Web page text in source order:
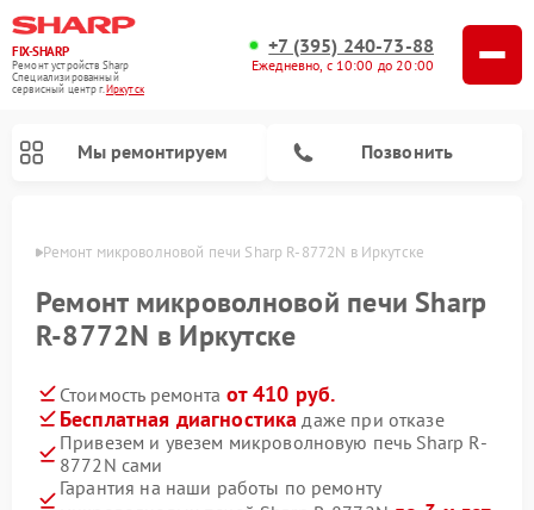
FIX-SHARP
Ремонт устройств Sharp
Специализированный
cервисный центр г.Иркутск
+7 (395) 240-73-88
Ежедневно, с 10:00 до 20:00
Мы ремонтируем Позвонить
Ремонт микроволновой печи Sharp R-8772N в Иркутске
Ремонт микроволновой печи Sharp
R-8772N в Иркутске
Стоимость ремонта от 410 руб.
Бесплатная диагностика даже при отказе
Привезем и увезем микроволновую печь Sharp R-
8772N сами
Гарантия на наши работы по ремонту